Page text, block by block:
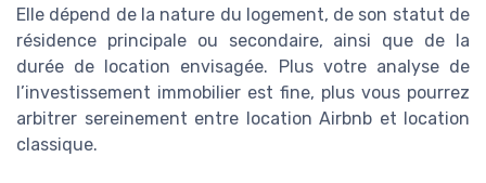
Elle dépend de la nature du logement, de son statut de
résidence principale ou secondaire, ainsi que de la
durée de location envisagée. Plus votre analyse de
l’investissement immobilier est fine, plus vous pourrez
arbitrer sereinement entre location Airbnb et location
classique.